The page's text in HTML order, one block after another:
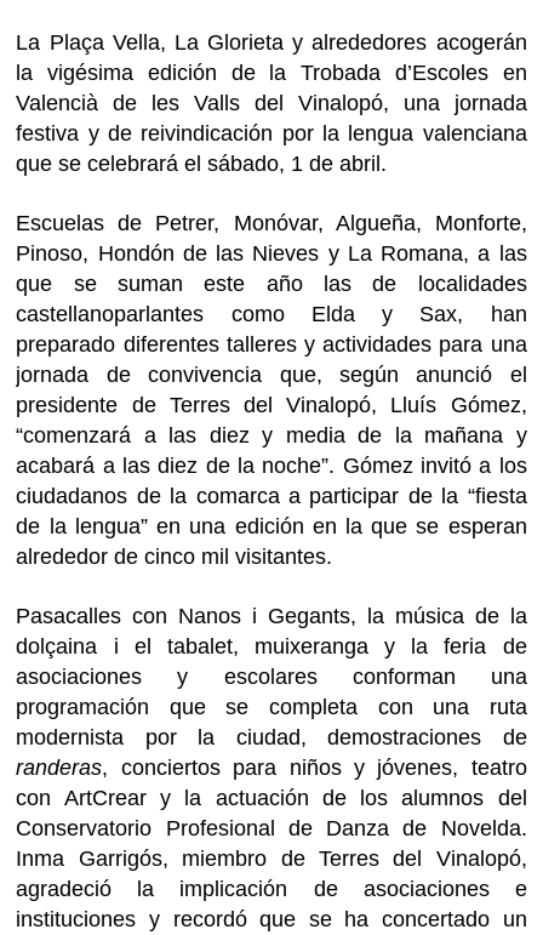
La Plaça Vella, La Glorieta y alrededores acogerán
la vigésima edición de la Trobada d’Escoles en
Valencià de les Valls del Vinalopó, una jornada
festiva y de reivindicación por la lengua valenciana
que se celebrará el sábado, 1 de abril.
Escuelas de Petrer, Monóvar, Algueña, Monforte,
Pinoso, Hondón de las Nieves y La Romana, a las
que se suman este año las de localidades
castellanoparlantes como Elda y Sax, han
preparado diferentes talleres y actividades para una
jornada de convivencia que, según anunció el
presidente de Terres del Vinalopó, Lluís Gómez,
“comenzará a las diez y media de la mañana y
acabará a las diez de la noche”. Gómez invitó a los
ciudadanos de la comarca a participar de la “fiesta
de la lengua” en una edición en la que se esperan
alrededor de cinco mil visitantes.
Pasacalles con Nanos i Gegants, la música de la
dolçaina i el tabalet, muixeranga y la feria de
asociaciones y escolares conforman una
programación que se completa con una ruta
modernista por la ciudad, demostraciones de
randeras, conciertos para niños y jóvenes, teatro
con ArtCrear y la actuación de los alumnos del
Conservatorio Profesional de Danza de Novelda.
Inma Garrigós, miembro de Terres del Vinalopó,
agradeció la implicación de asociaciones e
instituciones y recordó que se ha concertado un